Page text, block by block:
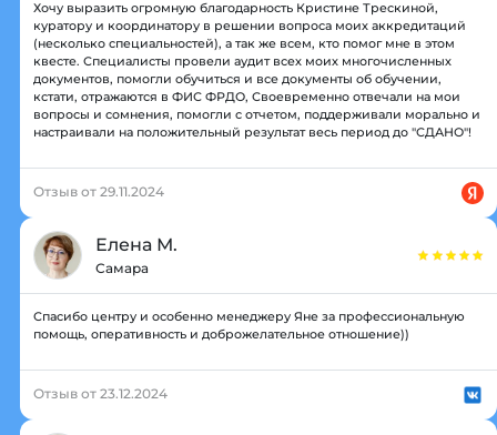
Хочу выразить огромную благодарность Кристине Трескиной,
куратору и координатору в решении вопроса моих аккредитаций
(несколько специальностей), а так же всем, кто помог мне в этом
квесте. Специалисты провели аудит всех моих многочисленных
документов, помогли обучиться и все документы об обучении,
кстати, отражаются в ФИС ФРДО, Своевременно отвечали на мои
вопросы и сомнения, помогли с отчетом, поддерживали морально и
настраивали на положительный результат весь период до "СДАНО"!
Отзыв от 29.11.2024
Елена М.
Самара
Спасибо центру и особенно менеджеру Яне за профессиональную
помощь, оперативность и доброжелательное отношение))
Отзыв от 23.12.2024